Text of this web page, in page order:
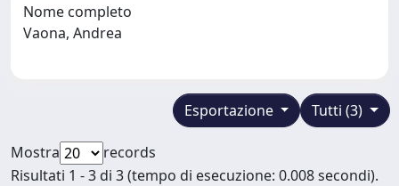
Nome completo
Vaona, Andrea
Tutti (3)
Esportazione
Mostra
records
Risultati 1 - 3 di 3 (tempo di esecuzione: 0.008 secondi).